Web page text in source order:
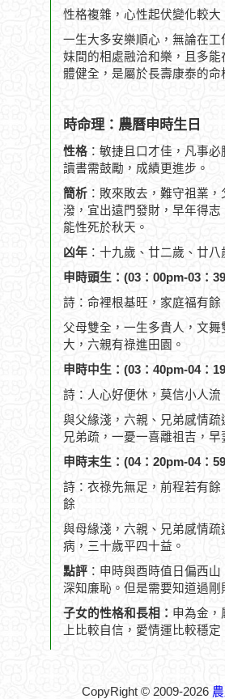
性格複雜，心性起伏變化較
一生大多安樂順心，無論在
妹間的相處融洽和樂，且多
體健全，是屬於長壽康泰的命
時命理：農曆申時生日
性格 ：敏捷且口才佳，凡事
讀書需鼓勵，成績更進步。
簡析 ：敗來敗去，難守祖業
潑，宜出遠門發財，早年得
能性死於秋天。
凶年 ：十九歲、廿二歲、廿
申時頭生：(03：00pm-03：
詩：命裡根基旺，家庭福有
父母雙全，一生多貴人，文
大，六親有祿進田園。
申時中生：(03：40pm-04：
詩：人心好便休，莫信小人
與父緣淺，六親、兄弟感情
兄弟疏，一憂一喜離祖吉，
申時末生：(04：20pm-04：
詩：衣祿先無足，前程若有
餘
與母緣淺，六親、兄弟感情
病，三十歲平四十益。
點評 ：申時與酉時值日偏西
深知廉恥。但是需要知道過剛
子女的性格和長相： 申為金，
上比較自信，愛情運比較穩定
CopyRight © 2009-2026